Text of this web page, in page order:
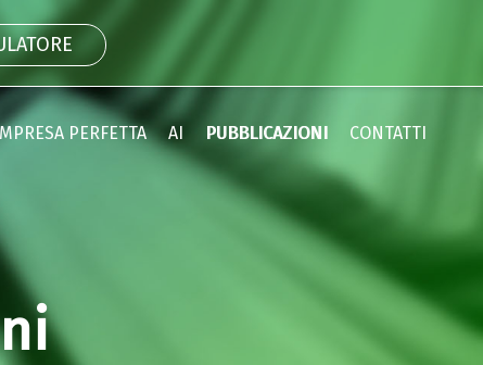
PERFETTA AI PUBBLICAZIONI CONTATTI